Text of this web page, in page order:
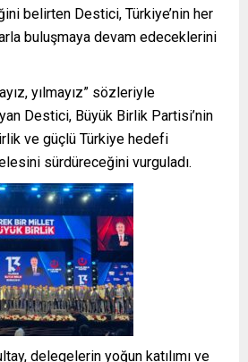
belirten Destici, Türkiye’nin her
buluşmaya devam edeceklerini
yılmayız” sözleriyle
Destici, Büyük Birlik Partisi’nin
ve güçlü Türkiye hedefi
sürdüreceğini vurguladı.
delegelerin yoğun katılımı ve